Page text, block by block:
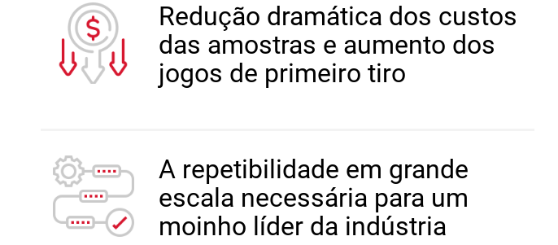
Redução dramática dos custos
das amostras e aumento dos
jogos de primeiro tiro
A repetibilidade em grande
escala necessária para um
moinho líder da indústria